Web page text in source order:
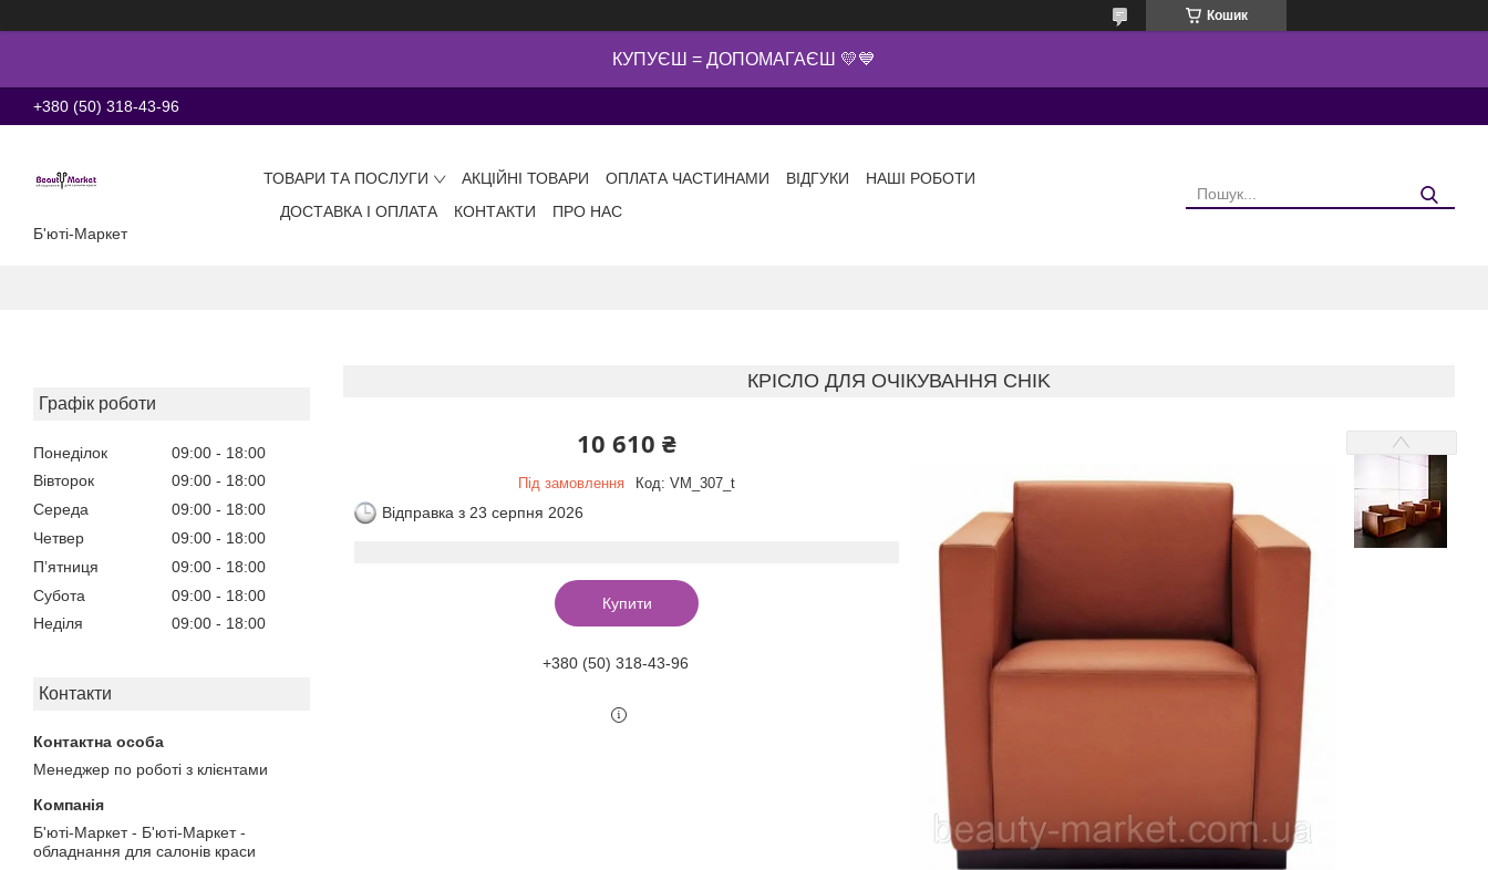
Кошик
КУПУЄШ = ДОПОМАГАЄШ 💛💙
+380 (50) 318-43-96
Б'юті-Маркет
ТОВАРИ ТА ПОСЛУГИ АКЦІЙНІ ТОВАРИ ОПЛАТА ЧАСТИНАМИ ВІДГУКИ
НАШІ РОБОТИ
ДОСТАВКА І ОПЛАТА
КОНТАКТИ ПРО НАС
Графік роботи
Понеділок 09:00
18:00
Вівторок
09:00
18:00
Середа
09:00
18:00
Четвер
09:00
18:00
Пʼятниця
09:00
18:00
Субота
09:00
18:00
Неділя
09:00 18:00
Контакти
Менеджер по роботі з клієнтами
Б'юті-Маркет - Б'юті-Маркет -
обладнання для салонів краси
КРІСЛО ДЛЯ ОЧІКУВАННЯ CHIK
10 610 ₴
Під замовлення Код: VM_307_t
Відправка з 23 серпня 2026
Купити
+380 (50) 318-43-96